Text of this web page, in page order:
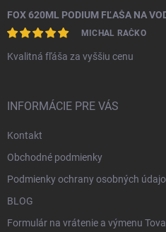
FOX 620ML PODIUM FĽAŠA NA
MICHAL RAČKO
Kvalitná fľáša za vyššiu cenu
INFORMÁCIE PRE VÁS
Kontakt
Obchodné podmienky
Podmienky ochrany osobných
BLOG
Formulár na vrátenie a výmenu